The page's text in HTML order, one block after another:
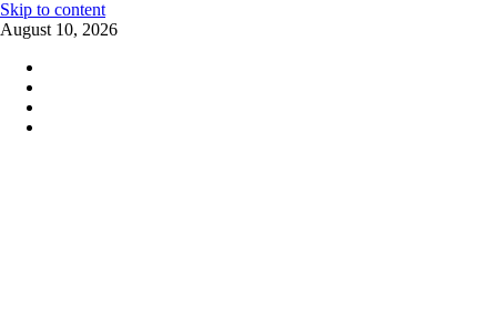
Skip to content
August 10, 2026